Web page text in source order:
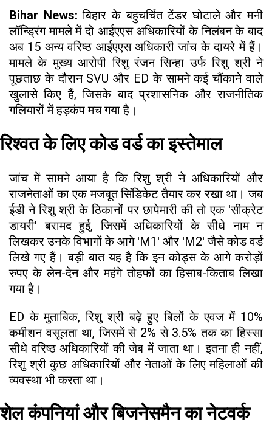
Bihar News:बिहार के बहुचर्चित टेंडर घोटाले और मनी
लॉन्ड्रिंग मामले में दो आईएएस अधिकारियों के निलंबन के बाद
अब 15 अन्य वरिष्ठ आईएएस अधिकारी जांच के दायरे में हैं।
मामले के मुख्य आरोपी रिशु रंजन सिन्हा उर्फ रिशु श्री ने
पूछताछ के दौरान SVU और ED के सामने कई चौंकाने वाले
खुलासे किए हैं, जिसके बाद प्रशासनिक और राजनीतिक
गलियारों में हड़कंप मच गया है।
रिश्वत के लिए कोड वर्ड का इस्तेमाल
जांच में सामने आया है कि रिशु श्री ने अधिकारियों और
राजनेताओं का एक मजबूत सिंडिकेट तैयार कर रखा था। जब
ईडी ने रिशु श्री के ठिकानों पर छापेमारी की तो एक 'सीक्रेट
डायरी' बरामद हुई, जिसमें अधिकारियों के सीधे नाम न
लिखकर उनके विभागों के आगे 'M1' और 'M2' जैसे कोड वर्ड
लिखे गए हैं। बड़ी बात यह है कि इन कोड्स के आगे करोड़ों
रुपए के लेन-देन और महंगे तोहफों का हिसाब-किताब लिखा
गया है।
ED के मुताबिक, रिशु श्री बढ़े हुए बिलों के एवज में 10%
कमीशन वसूलता था, जिसमें से 2% से 3.5% तक का हिस्सा
सीधे वरिष्ठ अधिकारियों की जेब में जाता था। इतना ही नहीं,
रिशु श्री कुछ अधिकारियों और नेताओं के लिए महिलाओं की
व्यवस्था भी करता था।
शेल कंपनियां और बिजनेसमैन का नेटवर्क